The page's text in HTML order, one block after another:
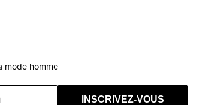
mode homme
INSCRIVEZ-VOUS